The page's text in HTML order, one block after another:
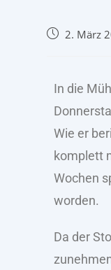
2. März
In die
Wie er
komplett
Wochen
worden.
Da der